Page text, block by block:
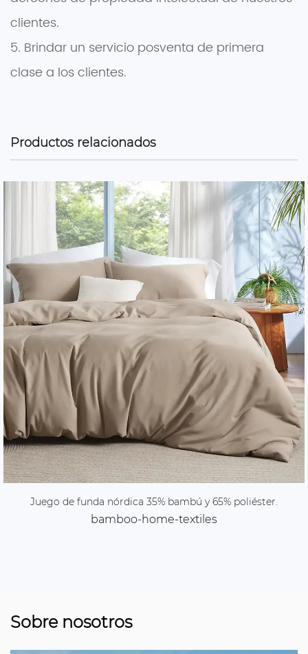
clientes.
5. Brindar un servicio posventa de primera
clase a los clientes.
Productos relacionados
Juego de funda nórdica 35% bambú y 65% ​​poliéster.
bamboo-home-textiles
Sobre nosotros